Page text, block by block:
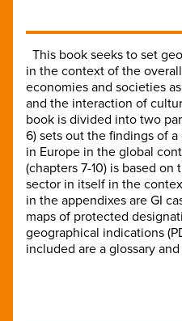
This book seeks to set
in the context of the
economies and societies
and the interaction of
book is divided into two
6) sets out the findings of
in Europe in the global
(chapters 7-10) is based on
sector in itself in the
in the appendixes are GI
maps of protected
geographical indications
included are a glossary